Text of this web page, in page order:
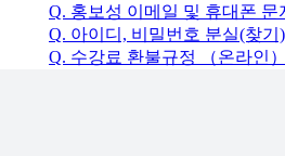
Q. 홍보성 이메일 및 휴대폰
Q. 아이디, 비밀번호 분실(찾기)
Q. 수강료 환불규정 （온라인